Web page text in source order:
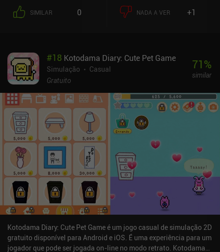
SIMILAR 0 NADA A VER +1
#18 Kotodama Diary: Cute Pet Game
Simulação
Casual
Gratuito
71%
similar
Kotodama Diary: Cute Pet Game é um jogo casual de simulação 2D
gratuito disponível para Android e iOS. É uma experiência para um
jogador que pode ser jogada on-line no modo retrato. Kotodama